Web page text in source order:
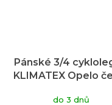
Pánské 3/4
KLIMATEX Opelo
do 3 dnů